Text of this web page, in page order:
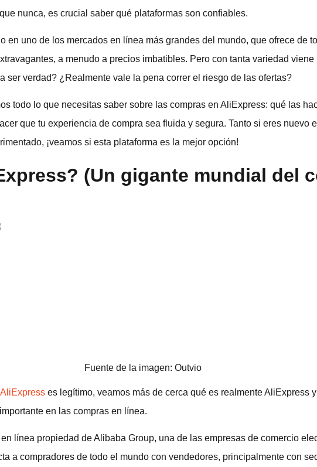
nunca, es crucial saber qué plataformas son confiables.
en uno de los mercados en línea más grandes del mundo, que ofrece de
a menudo a precios imbatibles. Pero con tanta variedad viene
ser verdad? ¿Realmente vale la pena correr el riesgo de las ofertas?
todo lo que necesitas saber sobre las compras en AliExpress: qué las
que tu experiencia de compra sea fluida y segura. Tanto si eres nuevo
¡veamos si esta plataforma es la mejor opción!
(Un gigante mundial del
Fuente de la imagen: Outvio
AliExpress es legítimo, veamos más de cerca qué es realmente AliExpress
en las compras en línea.
línea propiedad de Alibaba Group, una de las empresas de comercio
a compradores de todo el mundo con vendedores, principalmente con